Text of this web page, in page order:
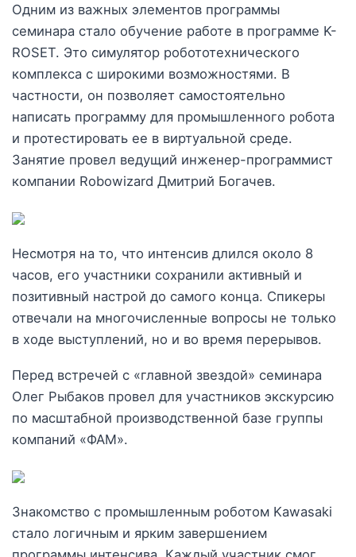
Одним из важных элементов программы
семинара стало обучение работе в программе K-
ROSET. Это симулятор робототехнического
комплекса с широкими возможностями. В
частности, он позволяет самостоятельно
написать программу для промышленного робота
и протестировать ее в виртуальной среде.
Занятие провел ведущий инженер-программист
компании Robowizard Дмитрий Богачев.
Несмотря на то, что интенсив длился около 8
часов, его участники сохранили активный и
позитивный настрой до самого конца. Спикеры
отвечали на многочисленные вопросы не только
в ходе выступлений, но и во время перерывов.
Перед встречей с «главной звездой» семинара
Олег Рыбаков провел для участников экскурсию
по масштабной производственной базе группы
компаний «ФАМ».
Знакомство с промышленным роботом Kawasaki
стало логичным и ярким завершением